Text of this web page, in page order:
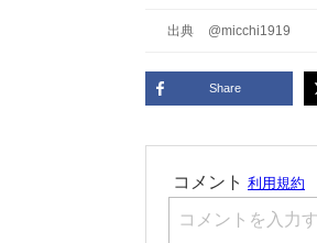
出典 @micchi1919
Share